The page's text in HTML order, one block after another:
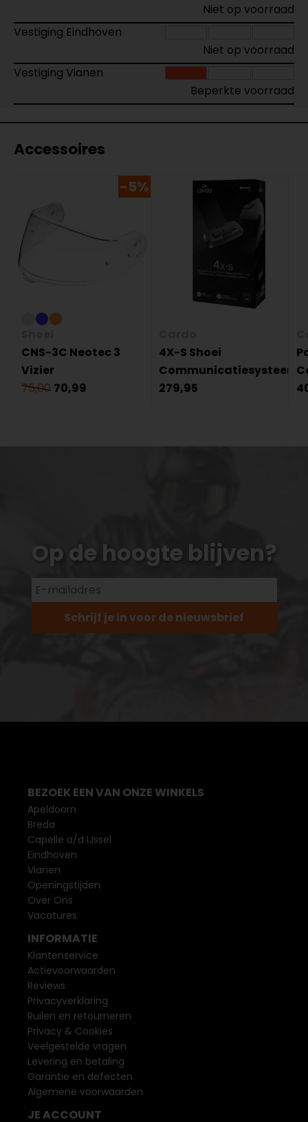
Niet op voorraad
Vestiging Eindhoven
Niet op voorraad
Vestiging Vianen
Beperkte voorraad
Accessoires
-5%
CNS-3C Neotec 3
Vizier
75,00 70,99
4X-S Shoei
Communicatiesysteem
279,95
Op de hoogte blijven?
Schrijf je in voor de nieuwsbrief
BEZOEK EEN VAN ONZE WINKELS
Apeldoorn
Breda
Capelle a/d IJssel
Eindhoven
Vianen
Openingstijden
Over Ons
Vacatures
INFORMATIE
Klantenservice
Actievoorwaarden
Reviews
Privacyverklaring
Ruilen en retourneren
Privacy & Cookies
Veelgestelde vragen
Levering en betaling
Garantie en defecten
Algemene voorwaarden
JE ACCOUNT